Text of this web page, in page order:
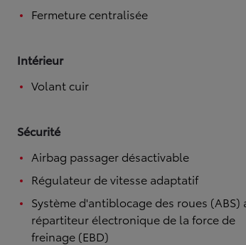
Fermeture centralisée
Intérieur
Volant cuir
Sécurité
Airbag passager désactivable
Régulateur de vitesse adaptatif
Système d'antiblocage des roues (ABS)
répartiteur électronique de la force de
freinage (EBD)